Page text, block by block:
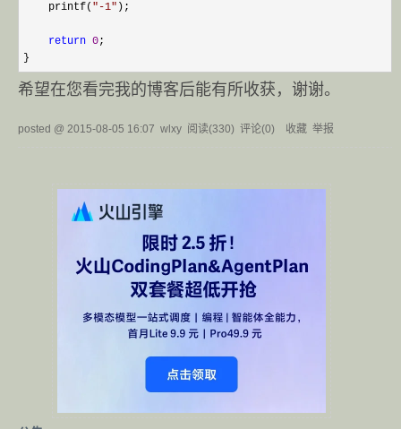
    printf(
" -1" );
return 0;
}
希望在您看完我的博客后能有所收获，谢谢。
posted @ 2015-08-05 16:07 wlxy 阅读(330) 评论(0) 收藏 举报